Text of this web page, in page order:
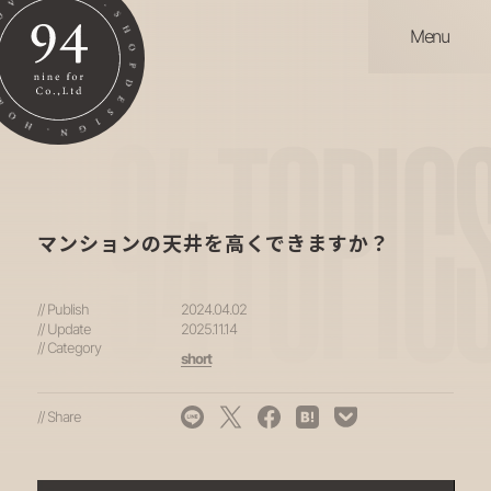
Menu
94
マンションの天井を高くできますか？
// Publish
2024.04.02
// Update
2025.11.14
// Category
short
// Share